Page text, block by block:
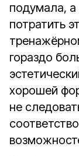
подумала,
потратить
гораздо
хорошей
не